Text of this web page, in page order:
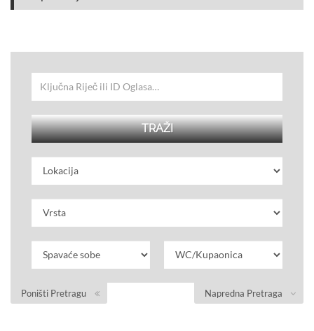
Napredna Pretraga
Poništi Pretragu